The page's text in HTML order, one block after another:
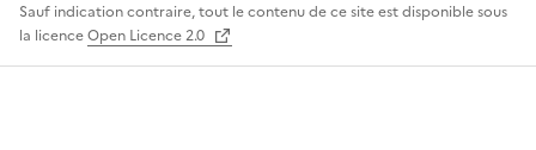
Sauf indication contraire, tout le contenu de ce site est disponible sous
la licenceOpen Licence 2.0